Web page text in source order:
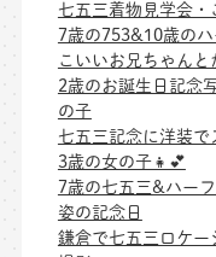
七五三着物見学会
7歳の753&10歳の
こいいお兄ちゃん
2歳のお誕生日記念
の子
七五三記念に洋装
3歳の女の子👧💕
7歳の七五三&ハー
姿の記念日
鎌倉で七五三ロケ